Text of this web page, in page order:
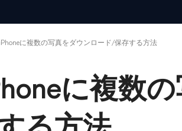
に複数の写真をダウンロード/保存する方法
に複数